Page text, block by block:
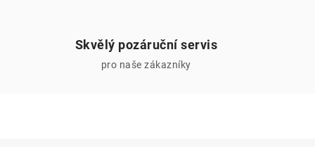
Skvělý pozáruční servis
pro naše zákazníky